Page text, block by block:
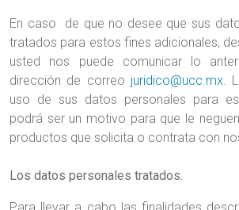
En caso de que no desee que sus
tratados para estos fines adicionales,
usted nos puede comunicar lo
dirección de correo juridico@ucc.mx.
uso de sus datos personales para
podrá ser un motivo para que le
productos que solicita o contrata con
Los datos personales tratados.